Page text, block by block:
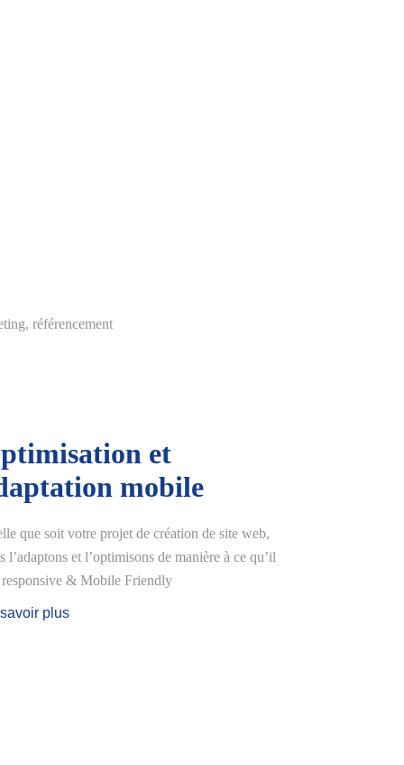
référencement
et
mobile
que soit votre projet de création de site web,
l’adaptons et l’optimisons de manière à ce qu’il
& Mobile Friendly
plus